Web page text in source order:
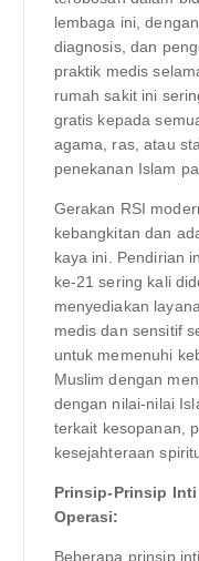
lembaga ini,
diagnosis, dan
praktik medis
rumah sakit ini
gratis kepada
agama, ras, atau
penekanan Islam
Gerakan RSI
kebangkitan dan
kaya ini. Pendirian
ke-21 sering kali
menyediakan
medis dan sensitif
untuk memenuhi
Muslim dengan
dengan nilai-nilai
terkait kesopanan,
kesejahteraan
Prinsip-Prinsip
Operasi:
Beberapa prinsip